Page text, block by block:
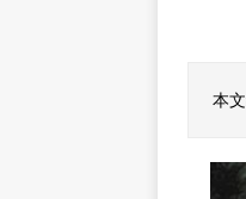
本